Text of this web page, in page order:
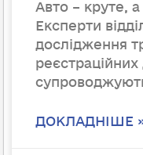
Авто – круте,
Експерти
дослідження
ДОКЛАДНІШЕ